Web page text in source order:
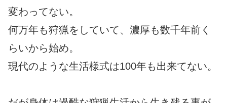
変わってない。
何万年も狩猟をしていて、濃厚も数千年前く
らいから始め。
現代のような生活様式は100年も出来てない。